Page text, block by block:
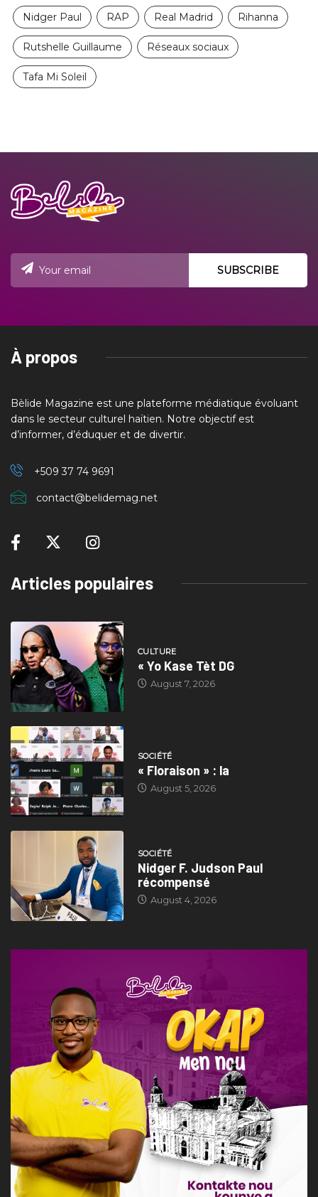
Nidger Paul RAP Real Madrid Rihanna
Rutshelle Guillaume Réseaux sociaux
Tafa Mi Soleil
À propos
Bèlide Magazine est une plateforme médiatique évoluant
dans le secteur culturel haïtien. Notre objectif est
d’informer, d’éduquer et de divertir.
+509 37 74 9691
contact@belidemag.net
Articles populaires
CULTURE
« Yo Kase Tèt DG
August 7, 2026
SOCIÉTÉ
« Floraison » : la
August 5, 2026
SOCIÉTÉ
Nidger F. Judson Paul
récompensé
August 4, 2026